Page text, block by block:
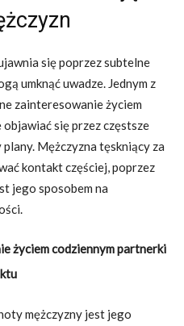
się poprzez subtelne
umknąć uwadze. Jednym z
zainteresowanie życiem
się przez częstsze
Mężczyzna tęskniący za
kontakt częściej, poprzez
jego sposobem na
życiem codziennym partnerki
mężczyzny jest jego